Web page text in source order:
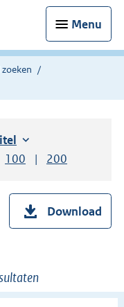
Menu
op:
oplopend
per paginaper pagina
Toon
100 resultaten per
Toon
200
Download